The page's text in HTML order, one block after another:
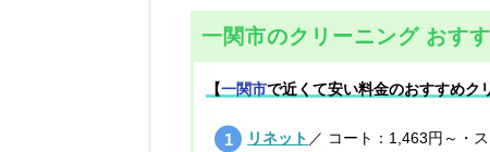
一関市のクリーニング おす
【一関市で近くて安い料金のおすすめク
リネット ／ コート：1,463円～・